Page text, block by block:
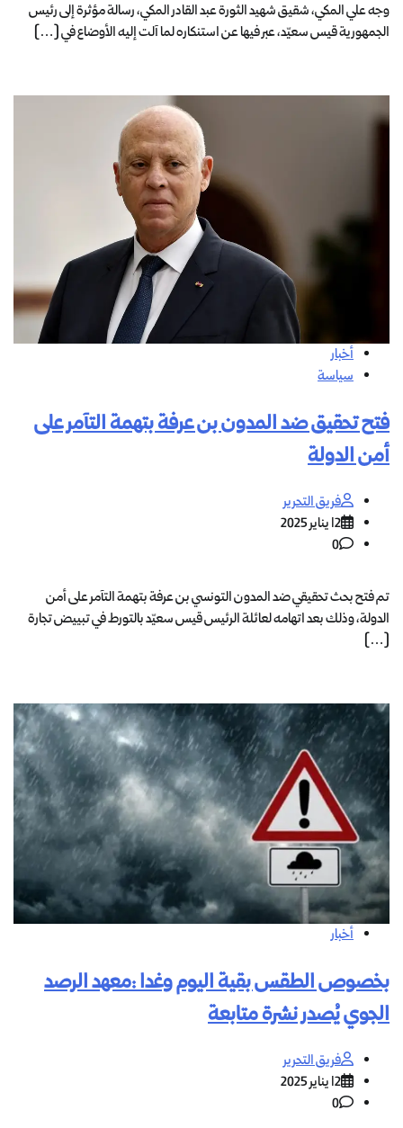
وجه علي المكي، شقيق شهيد الثورة عبد القادر المكي، رسالة مؤثرة إلى رئيس
الجمهورية قيس سعيّد، عبر فيها عن استنكاره لما آلت إليه الأوضاع في […]
أخبار
سياسة
فتح تحقيق ضد المدون بن عرفة بتهمة التآمر على
أمن الدولة
فريق التحرير
12 يناير 2025
0
تم فتح بحث تحقيقي ضد المدون التونسي بن عرفة بتهمة التآمر على أمن
الدولة، وذلك بعد اتهامه لعائلة الرئيس قيس سعيّد بالتورط في تبييض تجارة
[…]
أخبار
بخصوص الطقس بقية اليوم وغدا :معهد الرصد
الجوي يُصدر نشرة متابعة
فريق التحرير
12 يناير 2025
0